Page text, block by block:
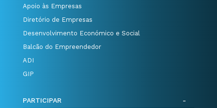
Apoio às Empresas
Diretório de Empresas
Desenvolvimento Económico e Social
Balcão do Empreendedor
ADI
GIP
PARTICIPAR